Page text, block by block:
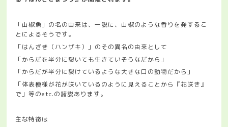
「山椒魚」の名の由来は、一説に、山椒のような香りを発するこ
とによるそうです。
「はんざき（ハンザキ）」のその異名の由来として
「からだを半分に裂いても生きていそうなだから」
「からだが半分に裂けているような大きな口の動物だから」
「体表模様が花が咲いているのように見えることから『花咲き』
で」等のetc.の諸説あります。
主な特徴は